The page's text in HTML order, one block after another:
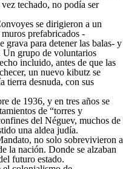
techado, no podía ser
se dirigieron a un
prefabricados -
grava para detener las balas- y
Un grupo de voluntarios
incluido, antes de que las
un nuevo kibutz se
tierra desnuda, con sus
de 1936, y en tres años se
de “torres y
del Néguev, muchos de
una aldea judía.
no solo sobrevivieron a
la nación. Donde se alzaban
futuro estado.